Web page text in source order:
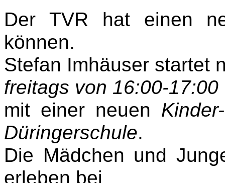
Der TVR hat einen
können.
Stefan Imhäuser startet
freitags von 16:00-17:00
mit einer neuen
Düringerschule.
Die Mädchen und
erleben bei